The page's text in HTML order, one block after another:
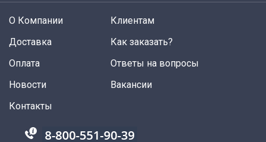
О Компании
Доставка
Оплата
Новости
Клиентам
Как заказать?
Ответы на вопросы
Вакансии
Контакты
88005555550